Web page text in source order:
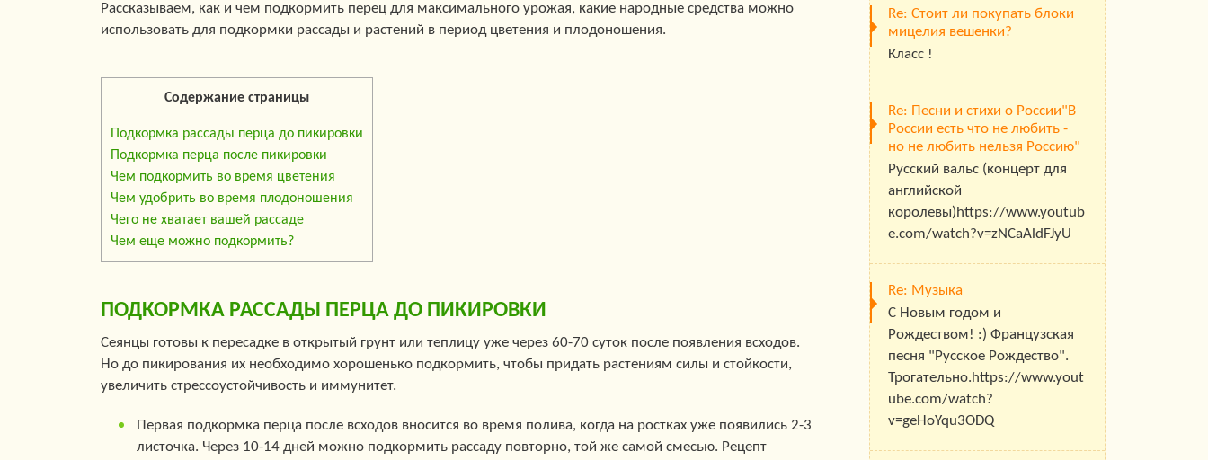
Рассказываем, как и чем подкормить перец для максимального урожая, какие народные средства можно
использовать для подкормки рассады и растений в период цветения и плодоношения.
Содержание страницы
Подкормка рассады перца до пикировки
Подкормка перца после пикировки
Чем подкормить во время цветения
Чем удобрить во время плодоношения
Чего не хватает вашей рассаде
Чем еще можно подкормить?
ПОДКОРМКА РАССАДЫ ПЕРЦА ДО ПИКИРОВКИ
Сеянцы готовы к пересадке в открытый грунт или теплицу уже через 60-70 суток после появления всходов.
Но до пикирования их необходимо хорошенько подкормить, чтобы придать растениям силы и стойкости,
увеличить стрессоустойчивость и иммунитет.
Первая подкормка перца после всходов вносится во время полива, когда на ростках уже появились 2-3
листочка. Через 10-14 дней можно подкормить рассаду повторно, той же самой смесью. Рецепт
Re: Стоит ли покупать блоки
мицелия вешенки?
Класс !
Re: Песни и стихи о России"В
России есть что не любить -
но не любить нельзя Россию"
Русский вальс (концерт для
английской
королевы)https://www.youtub
e.com/watch?v=zNCaAldFJyU
Re: Музыка
С Новым годом и
Рождеством! :) Французская
песня "Русское Рождество".
Трогательно.https://www.yout
ube.com/watch?
v=geHoYqu3ODQ